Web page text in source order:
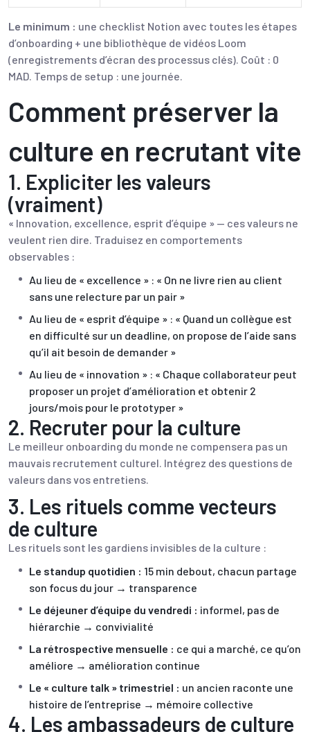
Le minimum : une checklist Notion avec toutes les étapes
d’onboarding + une bibliothèque de vidéos Loom
(enregistrements d’écran des processus clés). Coût : 0
MAD. Temps de setup : une journée.
Comment préserver la
culture en recrutant vite
1. Expliciter les valeurs
(vraiment)
« Innovation, excellence, esprit d’équipe » — ces valeurs ne
veulent rien dire. Traduisez en comportements
observables :
Au lieu de « excellence » : « On ne livre rien au client
sans une relecture par un pair »
Au lieu de « esprit d’équipe » : « Quand un collègue est
en difficulté sur un deadline, on propose de l’aide sans
qu’il ait besoin de demander »
Au lieu de « innovation » : « Chaque collaborateur peut
proposer un projet d’amélioration et obtenir 2
jours/mois pour le prototyper »
2. Recruter pour la culture
Le meilleur onboarding du monde ne compensera pas un
mauvais recrutement culturel. Intégrez des questions de
valeurs dans vos entretiens.
3. Les rituels comme vecteurs
de culture
Les rituels sont les gardiens invisibles de la culture :
Le standup quotidien : 15 min debout, chacun partage
son focus du jour → transparence
Le déjeuner d’équipe du vendredi : informel, pas de
hiérarchie → convivialité
La rétrospective mensuelle : ce qui a marché, ce qu’on
améliore → amélioration continue
Le « culture talk » trimestriel : un ancien raconte une
histoire de l’entreprise → mémoire collective
4. Les ambassadeurs de culture